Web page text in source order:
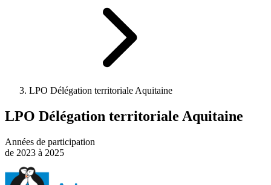
LPO Délégation territoriale Aquitaine
LPO Délégation territoriale Aquitaine
Années de participation
de 2023 à 2025